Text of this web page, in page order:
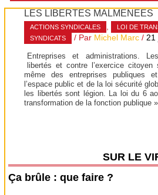
LES LIBERTÉS MALMENÉES
ACTIONS SYNDICALES , LOI DE
SYNDICATS / Par Michel Marc /21
Entreprises et administrations.
libertés et contre l’exercice
même des entreprises publiques
l’espace public et de la loi sécurité
les libertés sont légion. La loi du 6
transformation de la fonction publique
SUR LE
Ça brûle : que faire ?